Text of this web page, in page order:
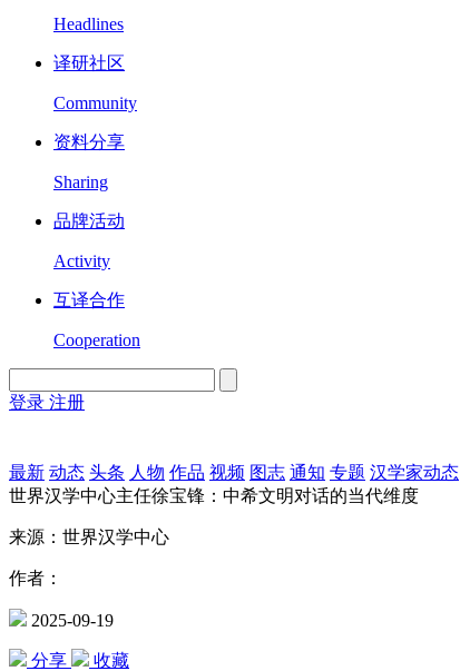
Headlines
译研社区
Community
资料分享
Sharing
品牌活动
Activity
互译合作
Cooperation
登录 注册
最新 动态 头条 人物 作品 视频 图志 通知 专题 汉学家动态
世界汉学中心主任徐宝锋：中希文明对话的当代维度
来源：世界汉学中心
作者：
2025-09-19
分享 收藏